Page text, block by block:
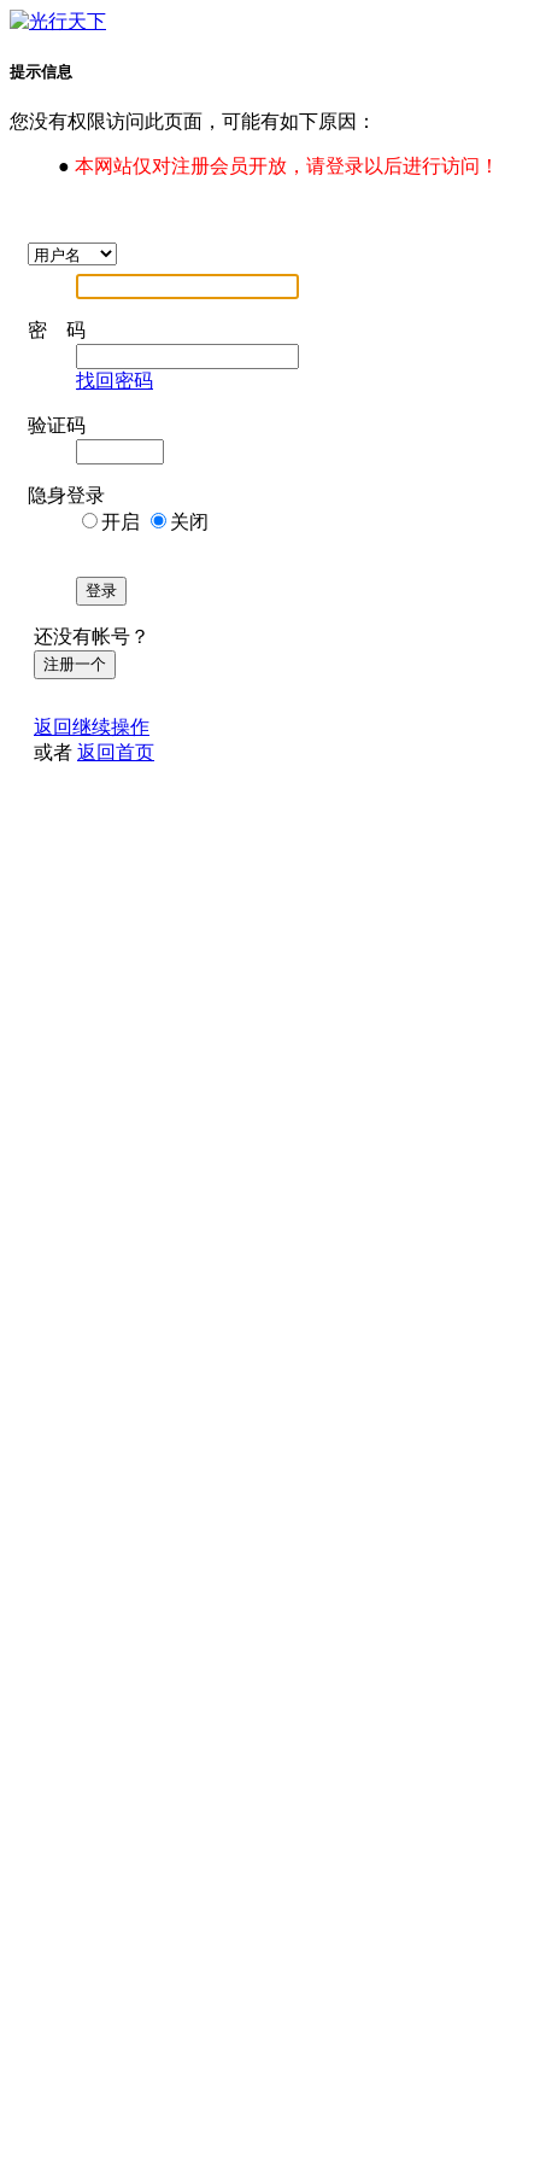
提示信息
您没有权限访问此页面，可能有如下原因：
● 本网站仅对注册会员开放，请登录以后进行访问！
密 码
找回密码
验证码
隐身登录
开启
关闭
登录
还没有帐号？
注册一个
返回继续操作
或者 返回首页